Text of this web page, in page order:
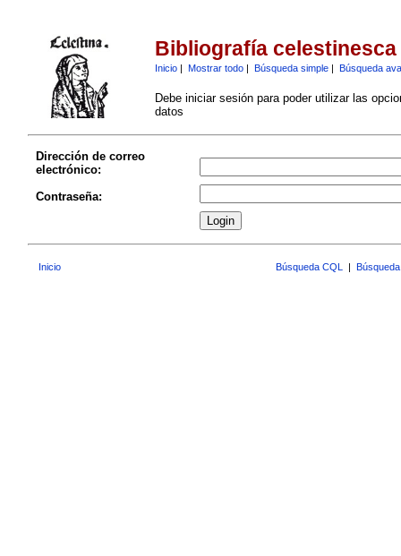
Bibliografía celestinesca
Inicio| Mostrar todo| Búsqueda simple| Búsqueda
Debe iniciar sesión para poder utilizar las
datos
Dirección de correo
electrónico:
Contraseña:
Inicio Búsqueda CQL |